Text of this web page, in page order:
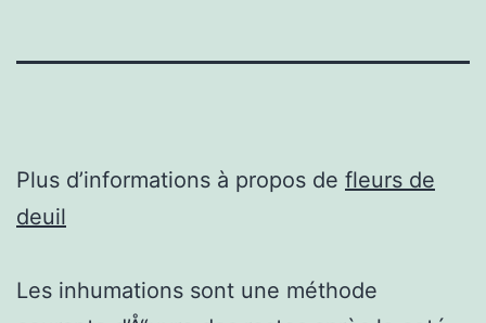
Plus d’informations à propos de fleurs de
deuil
Les inhumations sont une méthode